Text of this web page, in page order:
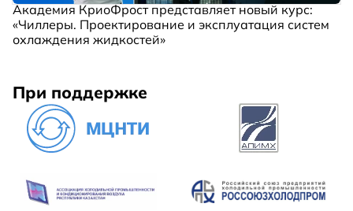
Академия КриоФрост представляет новый курс:
«Чиллеры. Проектирование и эксплуатация систем
охлаждения жидкостей»
При поддержке